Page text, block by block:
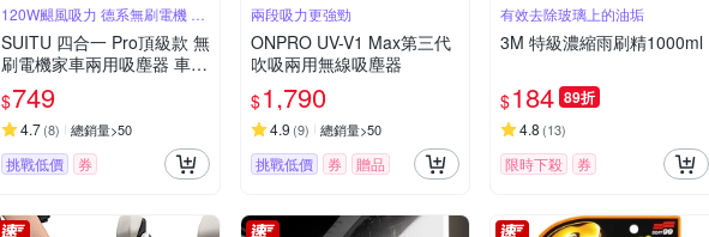
120W颶風吸力 德系無刷電機 車
家兩用
SUITU 四合一 Pro頂級款 無
刷電機家車兩用吸塵器 車用
多功能吸吹充抽除塵器 汽車
吹氣機 打氣機
$749
4.7(8) 總銷量>50
挑戰低價 券
兩段吸力更強勁
ONPRO UV-V1 Max第三代
吹吸兩用無線吸塵器
$1,790
4.9 (9) 總銷量>50
挑戰低價 券 贈品
有效去除玻璃上的油垢
3M 特級濃縮雨刷精1000ml
$184 89折
4.8 (13)
限時下殺 券